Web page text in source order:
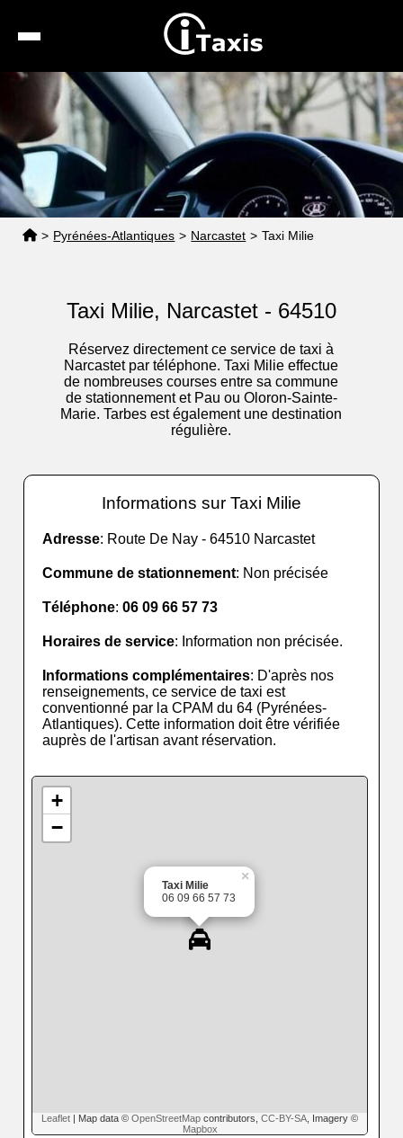
Recherche
Calcul de tarif
Taxis conventionnés
Espace pro
> Pyrénées-Atlantiques > Narcastet > Taxi Milie
Taxi Milie, Narcastet - 64510
Réservez directement ce service de taxi à
Narcastet par téléphone. Taxi Milie effectue
de nombreuses courses entre sa commune
de stationnement et Pau ou Oloron-Sainte-
Marie. Tarbes est également une destination
régulière.
Informations sur Taxi Milie
Adresse: Route De Nay - 64510 Narcastet
Commune de stationnement: Non précisée
Téléphone:06 09 66 57 73
Horaires de service: Information non précisée.
Informations complémentaires: D'après nos
renseignements, ce service de taxi est
conventionné par la CPAM du 64 (Pyrénées-
Atlantiques). Cette information doit être vérifiée
auprès de l'artisan avant réservation.
Taxi Milie
06 09 66 57 73
×
+
−
Leaflet | Map data © OpenStreetMap contributors, CC-BY-SA , Imagery ©
Mapbox